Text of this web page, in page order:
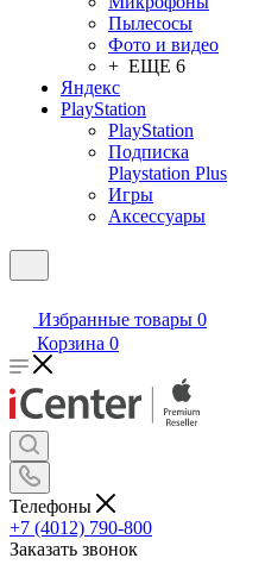
Пылесосы
Фото и видео
+ ЕЩЕ 6
Яндекс
PlayStation
PlayStation
Подписка
Playstation Plus
Игры
Аксессуары
Избранные товары 0
Корзина 0
Телефоны
+7 (4012) 790-800
Заказать звонок